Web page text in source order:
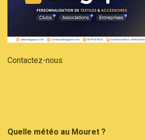
Contactez-nous
Quelle météo au Mouret ?